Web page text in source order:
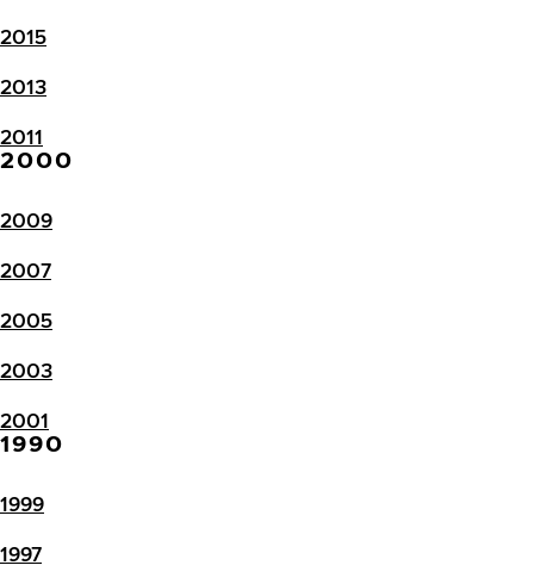
2015
2013
2011
2000
2009
2007
2005
2003
2001
1990
1999
1997